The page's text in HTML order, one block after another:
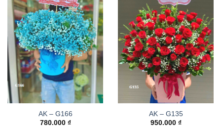
AK – G166
780.000 ₫
AK – G135
950.000 ₫